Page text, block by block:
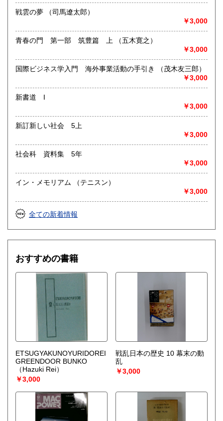
語国文、外国文学、古典籍、近代文献、趣味、外国書、サブ
カルチャー、古書一般（その他）
戦雲の夢 （司馬遼太郎）
￥3,000
青春の門 第一部 筑豊篇 上 （五木寛之）
￥3,000
国際ビジネス学入門 海外事業活動の手引き （茂木友三郎）
￥3,000
新書道 I
￥3,000
新訂新しい社会 5上
￥3,000
社会科 資料集 5年
￥3,000
イン・メモリアム （テニスン）
￥3,000
全ての新着情報
おすすめの書籍
ETSUGYAKUNOYURIDOREI
GREENDOOR BUNKO
（Hazuki Rei）
￥3,000
戦乱日本の歴史 10 幕末の動
乱
￥3,000